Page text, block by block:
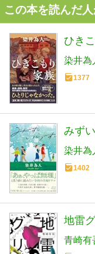
この本を読んだ
ひき
染井為
1377
みず
染井為
1402
地雷
青崎有